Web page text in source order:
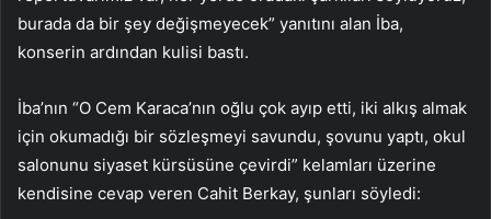
burada da bir şey değişmeyecek” yanıtını alan İba,
konserin ardından kulisi bastı.
İba’nın “O Cem Karaca’nın oğlu çok ayıp etti, iki alkış almak
için okumadığı bir sözleşmeyi savundu, şovunu yaptı, okul
salonunu siyaset kürsüsüne çevirdi” kelamları üzerine
kendisine cevap veren Cahit Berkay, şunları söyledi: